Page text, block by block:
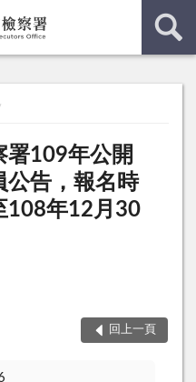
署109年公開
公告，報名時
108年12月30
回上一頁